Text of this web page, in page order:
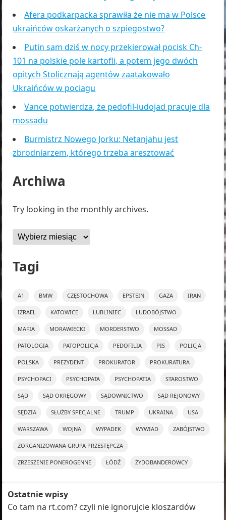
Afera podkarpacka sprawiła że nie ma w Polsce
ukraińców oskarżanych o szpiegostwo?
Putin sam dziś w nocy przekierował pocisk Ch-
101 na polskie pole kartofli, a potem jego dwóch
opitych Stolicznają agentów zaatakowało
Ukraińców w pociagu
Vance potwierdza, że pedofil-ludojad pracuje dla
mossadu
Burmistrz Nowego Jorku: Netanjahu jest
zbrodniarzem, którego trzeba aresztować
Archiwa
Try looking in the monthly archives.
Archiwa
Tagi
A1 BMW CZĘSTOCHOWA EPSTEIN GAZA IRAN
IZRAEL KATOWICE LUBLINIEC LUDOBÓJSTWO
MAFIA MORAWIECKI MORDERSTWO MOSSAD
PATOLOGIA PATOPOLICJA PEDOFILIA PIS POLICJA
POLSKA PREZYDENT PROKURATOR PROKURATURA
PSYCHOPACI PSYCHOPATA PSYCHOPATIA STAROSTWO
SĄD SĄD OKRĘGOWY SĄDOWNICTWO SĄD REJONOWY
SĘDZIA SŁUŻBY SPECJALNE TRUMP UKRAINA USA
WARSZAWA WOJNA WYPADEK WYWIAD ZABÓJSTWO
ZORGANIZOWANA GRUPA PRZESTĘPCZA
ZRZESZENIE PONEROGENNE ŁÓDŹ ŻYDOBANDEROWCY
Ostatnie wpisy
Co tam na rt.com? czyli nie ignorujcie kloszardów